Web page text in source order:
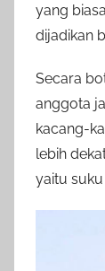
yang
dijadikan
Secara
anggota
kacang-
lebih
yaitu